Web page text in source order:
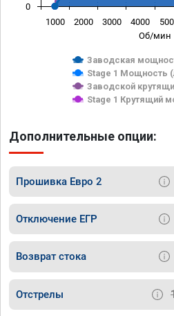
Об/мин
Заводская
Stage 1 Мощность
Заводской
Stage 1 Крутящий
1000 2000 3000 4000
0
Дополнительные опции:
Прошивка Евро 2
Отключение ЕГР
Возврат стока
Отстрелы